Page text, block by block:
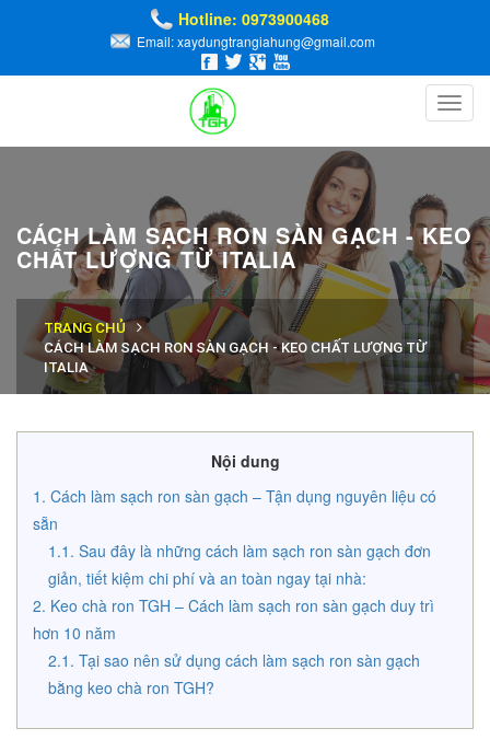
Hotline: 0973900468
Email: xaydungtrangiahung@gmail.com
CÁCH LÀM SẠCH RON SÀN GẠCH - KEO
CHẤT LƯỢNG TỪ ITALIA
TRANG CHỦ
CÁCH LÀM SẠCH RON SÀN GẠCH - KEO CHẤT LƯỢNG TỪ
ITALIA
Nội dung
Cách làm sạch ron sàn gạch – Tận dụng nguyên liệu có
sẵn
Sau đây là những cách làm sạch ron sàn gạch đơn
giản, tiết kiệm chi phí và an toàn ngay tại nhà:
Keo chà ron TGH – Cách làm sạch ron sàn gạch duy trì
hơn 10 năm
Tại sao nên sử dụng cách làm sạch ron sàn gạch
bằng keo chà ron TGH?